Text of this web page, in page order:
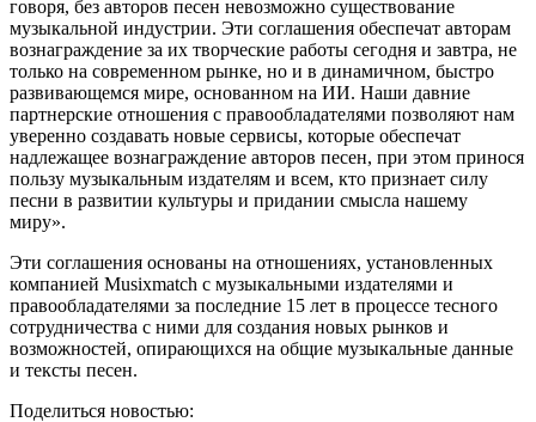
говоря, без авторов песен невозможно существование
музыкальной индустрии. Эти соглашения обеспечат авторам
вознаграждение за их творческие работы сегодня и завтра, не
только на современном рынке, но и в динамичном, быстро
развивающемся мире, основанном на ИИ. Наши давние
партнерские отношения с правообладателями позволяют нам
уверенно создавать новые сервисы, которые обеспечат
надлежащее вознаграждение авторов песен, при этом принося
пользу музыкальным издателям и всем, кто признает силу
песни в развитии культуры и придании смысла нашему
миру».
Эти соглашения основаны на отношениях, установленных
компанией Musixmatch с музыкальными издателями и
правообладателями за последние 15 лет в процессе тесного
сотрудничества с ними для создания новых рынков и
возможностей, опирающихся на общие музыкальные данные
и тексты песен.
Поделиться новостью: